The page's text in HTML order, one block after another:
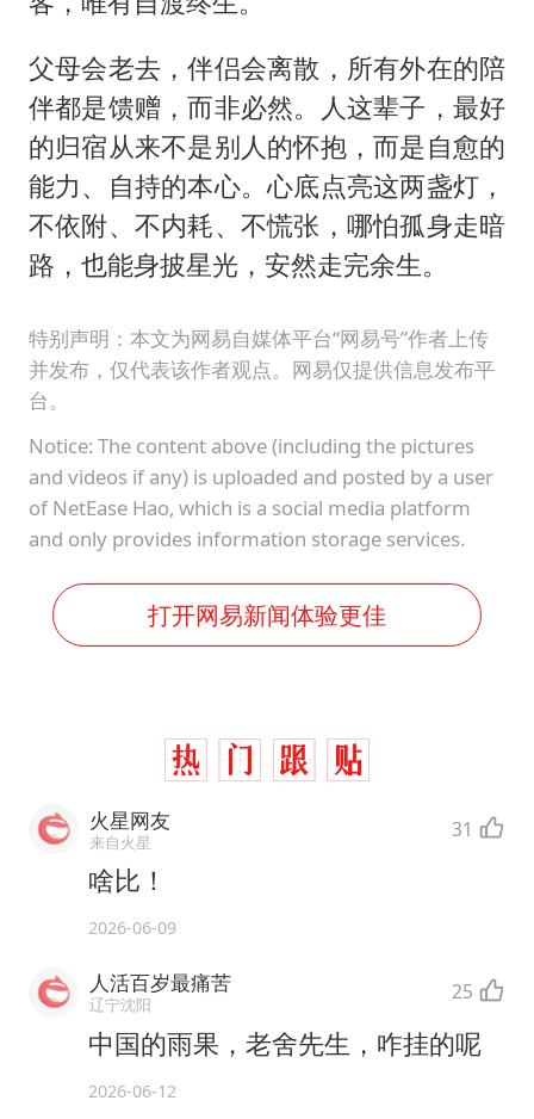
父母会老去，伴侣会离散，所有外在的陪
伴都是馈赠，而非必然。人这辈子，最好
的归宿从来不是别人的怀抱，而是自愈的
能力、自持的本心。心底点亮这两盏灯，
不依附、不内耗、不慌张，哪怕孤身走暗
路，也能身披星光，安然走完余生。
特别声明：本文为网易自媒体平台“网易号”作者上传
并发布，仅代表该作者观点。网易仅提供信息发布平
台。
Notice: The content above (including the pictures
and videos if any) is uploaded and posted by a user
of NetEase Hao, which is a social media platform
and only provides information storage services.
打开网易新闻体验更佳
火星网友
来自火星 31
啥比！
2026-06-09
人活百岁最痛苦
辽宁沈阳 25
中国的雨果，老舍先生，咋挂的呢
2026-06-12